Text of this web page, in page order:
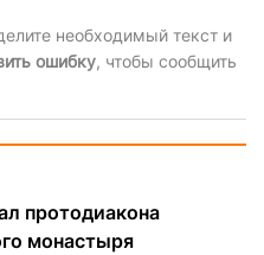
необходимый текст и
ошибку, чтобы сообщить
протодиакона
монастыря